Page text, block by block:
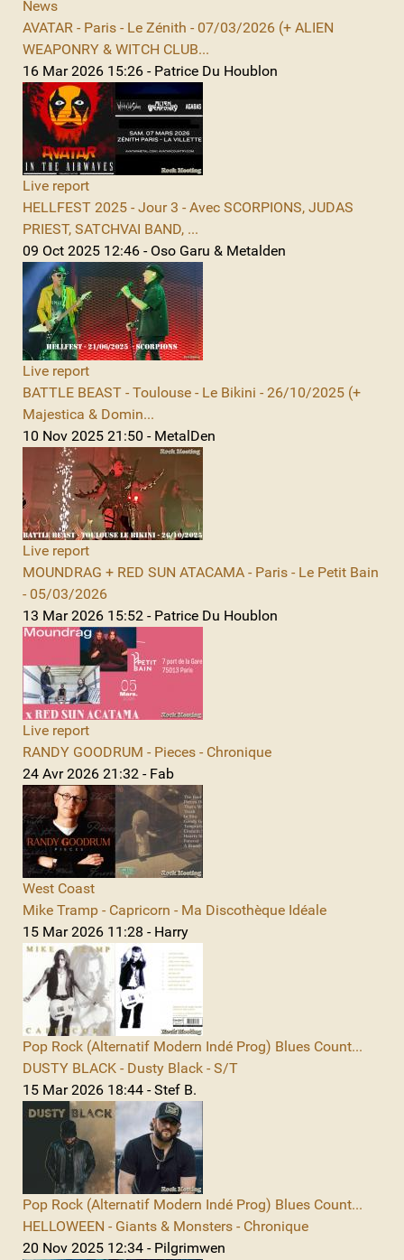
News
AVATAR - Paris - Le Zénith - 07/03/2026 (+ ALIEN
WEAPONRY & WITCH CLUB...
16 Mar 2026 15:26 - Patrice Du Houblon
Live report
HELLFEST 2025 - Jour 3 - Avec SCORPIONS, JUDAS
PRIEST, SATCHVAI BAND, ...
09 Oct 2025 12:46 - Oso Garu & Metalden
Live report
BATTLE BEAST - Toulouse - Le Bikini - 26/10/2025 (+
Majestica & Domin...
10 Nov 2025 21:50 - MetalDen
Live report
MOUNDRAG + RED SUN ATACAMA - Paris - Le Petit Bain
- 05/03/2026
13 Mar 2026 15:52 - Patrice Du Houblon
Live report
RANDY GOODRUM - Pieces - Chronique
24 Avr 2026 21:32 - Fab
West Coast
Mike Tramp - Capricorn - Ma Discothèque Idéale
15 Mar 2026 11:28 - Harry
Pop Rock (Alternatif Modern Indé Prog) Blues Count...
DUSTY BLACK - Dusty Black - S/T
15 Mar 2026 18:44 - Stef B.
Pop Rock (Alternatif Modern Indé Prog) Blues Count...
HELLOWEEN - Giants & Monsters - Chronique
20 Nov 2025 12:34 - Pilgrimwen